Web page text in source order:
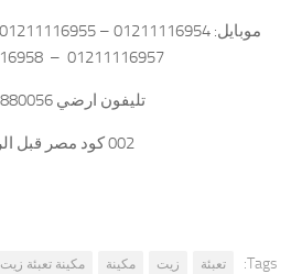
01211116957 – 01211116958
تليفون ارضي 0225880056
002 كود مصر قبل الرقم
Tags: تعبئة زيت مكينة مكينة تعبئة زيت